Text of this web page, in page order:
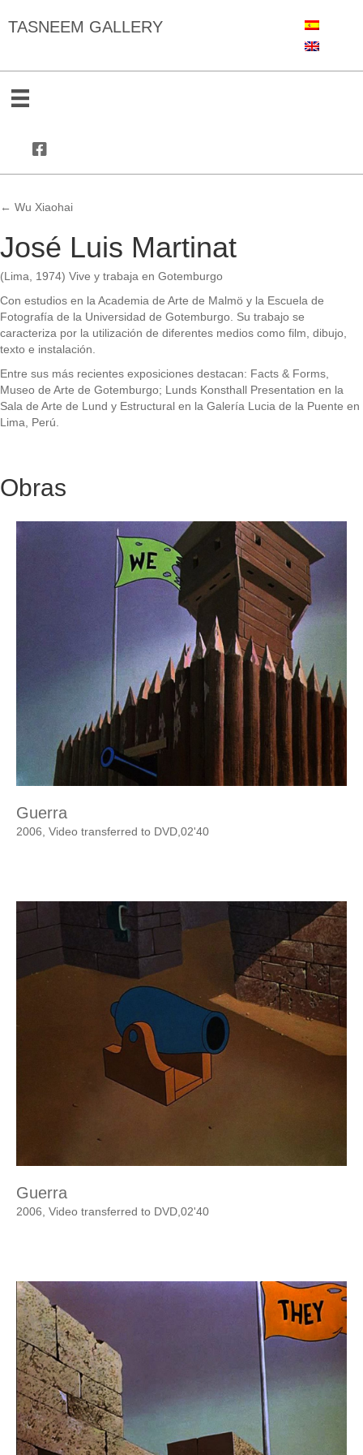
TASNEEM GALLERY
Posts
navigation
← Wu Xiaohai
José Luis Martinat
(Lima, 1974) Vive y trabaja en Gotemburgo
Con estudios en la Academia de Arte de Malmö y la Escuela de
Fotografía de la Universidad de Gotemburgo. Su trabajo se
caracteriza por la utilización de diferentes medios como film, dibujo,
texto e instalación.
Entre sus más recientes exposiciones destacan: Facts & Forms,
Museo de Arte de Gotemburgo; Lunds Konsthall Presentation en la
Sala de Arte de Lund y Estructural en la Galería Lucia de la Puente en
Lima, Perú.
Obras
Guerra
2006, Video transferred to DVD,02'40
Guerra
2006, Video transferred to DVD,02'40